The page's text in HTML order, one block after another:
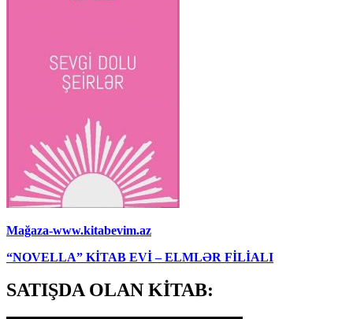
Mağaza-www.kitabevim.az
“NOVELLA” KİTAB EVİ – ELMLƏR FİLİALI
SATIŞDA OLAN KİTAB: